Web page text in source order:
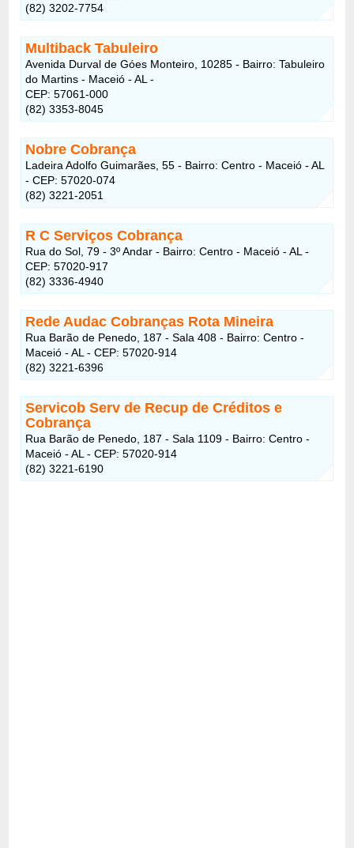
(82) 3202-7754
Multiback Tabuleiro
Avenida Durval de Góes Monteiro, 10285 - Bairro: Tabuleiro
do Martins - Maceió - AL -
CEP: 57061-000
(82) 3353-8045
Nobre Cobrança
Ladeira Adolfo Guimarães, 55 - Bairro: Centro - Maceió - AL
- CEP: 57020-074
(82) 3221-2051
R C Serviços Cobrança
Rua do Sol, 79 - 3º Andar - Bairro: Centro - Maceió - AL -
CEP: 57020-917
(82) 3336-4940
Rede Audac Cobranças Rota Mineira
Rua Barão de Penedo, 187 - Sala 408 - Bairro: Centro -
Maceió - AL - CEP: 57020-914
(82) 3221-6396
Servicob Serv de Recup de Créditos e
Cobrança
Rua Barão de Penedo, 187 - Sala 1109 - Bairro: Centro -
Maceió - AL - CEP: 57020-914
(82) 3221-6190